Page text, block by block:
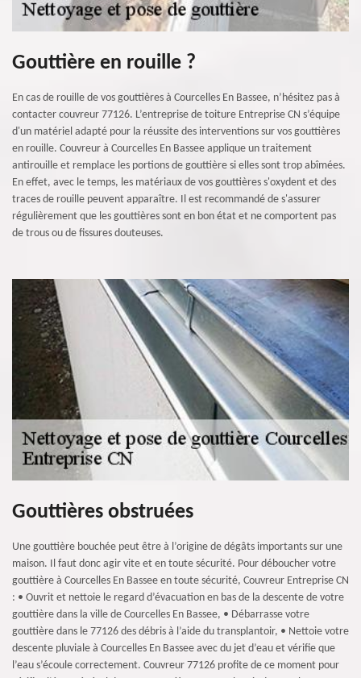
Gouttière en rouille ?
En cas de rouille de vos gouttières à Courcelles En Bassee, n’hésitez pas à
contacter couvreur 77126. L’entreprise de toiture Entreprise CN s’équipe
d'un matériel adapté pour la réussite des interventions sur vos gouttières
en rouille. Couvreur à Courcelles En Bassee applique un traitement
antirouille et remplace les portions de gouttière si elles sont trop abîmées.
En effet, avec le temps, les matériaux de vos gouttières s'oxydent et des
traces de rouille peuvent apparaître. Il est recommandé de s'assurer
régulièrement que les gouttières sont en bon état et ne comportent pas
de trous ou de fissures douteuses.
Gouttières obstruées
Une gouttière bouchée peut être à l’origine de dégâts importants sur une
maison. Il faut donc agir vite et en toute sécurité. Pour déboucher votre
gouttière à Courcelles En Bassee en toute sécurité, Couvreur Entreprise CN
: • Ouvrit et nettoie le regard d’évacuation en bas de la descente de votre
gouttière dans la ville de Courcelles En Bassee, • Débarrasse votre
gouttière dans le 77126 des débris à l’aide du transplantoir, • Nettoie votre
descente pluviale à Courcelles En Bassee avec du jet d’eau et vérifie que
l’eau s’écoule correctement. Couvreur 77126 profite de ce moment pour